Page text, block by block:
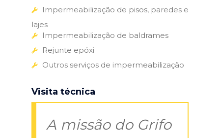
Impermeabilização de pisos, paredes e
lajes
Impermeabilização de baldrames
Rejunte epóxi
Outros serviços de impermeabilização
Visita técnica
A missão do Grifo